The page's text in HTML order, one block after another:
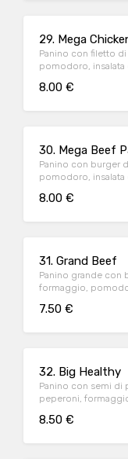
29. Mega
Panino con filetto
pomodoro,
8.00 €
30. Mega Beef
Panino con burger
pomodoro,
8.00 €
31. Grand Beef
Panino grande con
formaggio,
7.50 €
32. Big Healthy
Panino con semi di
peperoni,
8.50 €